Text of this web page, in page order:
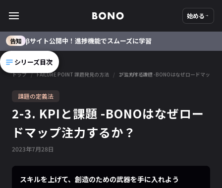
始める
告知 βサイト公開中！進捗機能でスムーズに学習
シリーズ目次
トップ / FAILURE POINT 課題発見の方法 / 2-3. KPIと課題 -BONOはなぜロードマップ注力するか？
課題の定義法
2-3. KPIと課題 -BONOはなぜロー
ドマップ注力するか？
2023年7月28日
スキルを上げて、創造のための武器を手に入れよう